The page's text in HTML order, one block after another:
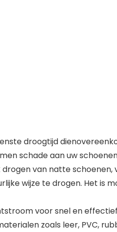
droogtijd
schade aan uw
van natte schoenen,
wijze te drogen. Het is
voor snel en
zoals leer, PVC,